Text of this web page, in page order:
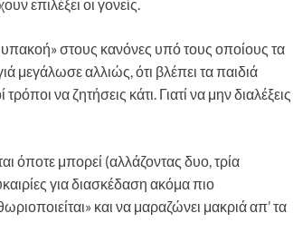
επιλέξει οι γονείς.
στους κανόνες υπό τους οποίους τα
μεγάλωσε αλλιώς, ότι βλέπει τα παιδιά
να ζητήσεις κάτι. Γιατί να μην διαλέξεις
όποτε μπορεί (αλλάζοντας δυο, τρία
για διασκέδαση ακόμα πιο
και να μαραζώνει μακριά απ’ τα